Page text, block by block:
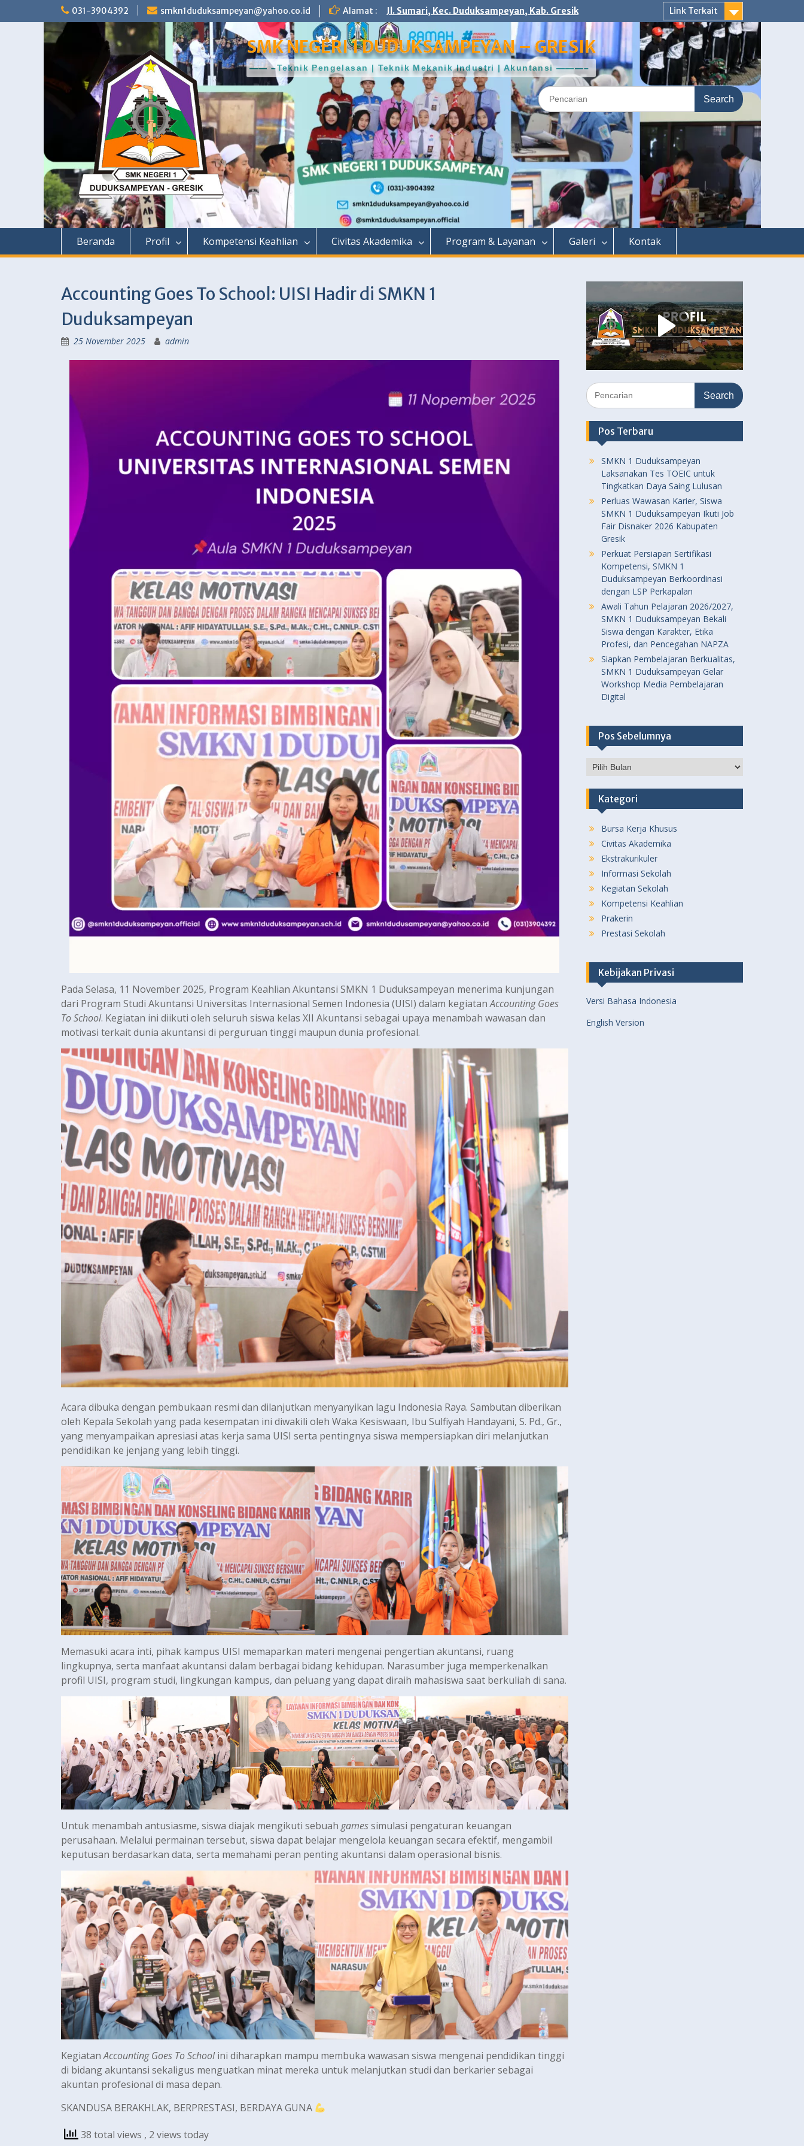
031-3904392 smkn1duduksampeyan@yahoo.co.id Alamat : Jl. Sumari, Kec. Duduksampeyan, Kab. Gresik Link Terkait
SMK NEGERI 1 DUDUKSAMPEYAN – GRESIK
—— –Teknik Pengelasan | Teknik Mekanik Industri | Akuntansi ———–
Search
for:
Beranda Profil Kompetensi Keahlian Civitas Akademika Program & Layanan Galeri Kontak
Accounting Goes To School: UISI Hadir di SMKN 1
Duduksampeyan
25 November 2025 admin
Pada Selasa, 11 November 2025, Program Keahlian Akuntansi SMKN 1 Duduksampeyan menerima kunjungan
dari Program Studi Akuntansi Universitas Internasional Semen Indonesia (UISI) dalam kegiatanAccounting Goes
To School. Kegiatan ini diikuti oleh seluruh siswa kelas XII Akuntansi sebagai upaya menambah wawasan dan
motivasi terkait dunia akuntansi di perguruan tinggi maupun dunia profesional.
Acara dibuka dengan pembukaan resmi dan dilanjutkan menyanyikan lagu Indonesia Raya. Sambutan diberikan
oleh Kepala Sekolah yang pada kesempatan ini diwakili oleh Waka Kesiswaan, Ibu Sulfiyah Handayani, S. Pd., Gr.,
yang menyampaikan apresiasi atas kerja sama UISI serta pentingnya siswa mempersiapkan diri melanjutkan
pendidikan ke jenjang yang lebih tinggi.
Memasuki acara inti, pihak kampus UISI memaparkan materi mengenai pengertian akuntansi, ruang
lingkupnya, serta manfaat akuntansi dalam berbagai bidang kehidupan. Narasumber juga memperkenalkan
profil UISI, program studi, lingkungan kampus, dan peluang yang dapat diraih mahasiswa saat berkuliah di sana.
Untuk menambah antusiasme, siswa diajak mengikuti sebuah gamessimulasi pengaturan keuangan
perusahaan. Melalui permainan tersebut, siswa dapat belajar mengelola keuangan secara efektif, mengambil
keputusan berdasarkan data, serta memahami peran penting akuntansi dalam operasional bisnis.
KegiatanAccounting Goes To Schoolini diharapkan mampu membuka wawasan siswa mengenai pendidikan tinggi
di bidang akuntansi sekaligus menguatkan minat mereka untuk melanjutkan studi dan berkarier sebagai
akuntan profesional di masa depan.
SKANDUSA BERAKHLAK, BERPRESTASI, BERDAYA GUNA
38 total views , 2 views today
Search
for:
Pos Terbaru
SMKN 1 Duduksampeyan
Laksanakan Tes TOEIC untuk
Tingkatkan Daya Saing Lulusan
Perluas Wawasan Karier, Siswa
SMKN 1 Duduksampeyan Ikuti Job
Fair Disnaker 2026 Kabupaten
Gresik
Perkuat Persiapan Sertifikasi
Kompetensi, SMKN 1
Duduksampeyan Berkoordinasi
dengan LSP Perkapalan
Awali Tahun Pelajaran 2026/2027,
SMKN 1 Duduksampeyan Bekali
Siswa dengan Karakter, Etika
Profesi, dan Pencegahan NAPZA
Siapkan Pembelajaran Berkualitas,
SMKN 1 Duduksampeyan Gelar
Workshop Media Pembelajaran
Digital
Pos Sebelumnya
Pos
Kategori
Bursa Kerja Khusus
Civitas Akademika
Ekstrakurikuler
Informasi Sekolah
Kegiatan Sekolah
Kompetensi Keahlian
Prakerin
Prestasi Sekolah
Kebijakan Privasi
Versi Bahasa Indonesia
English Version